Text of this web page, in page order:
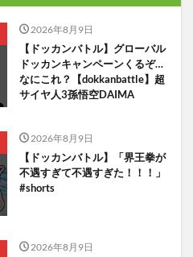
2026年8月9日
【ドッカンバトル】グローバル
ドッカンキャンペーンくるぞ…
なにこれ？【dokkanbattle】超
サイヤ人3孫悟空DAIMA
2026年8月9日
【ドッカンバトル】「界王拳が
不遇すぎて不遇すぎた！！！」
#shorts
2026年8月9日